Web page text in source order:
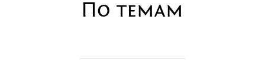
По темам